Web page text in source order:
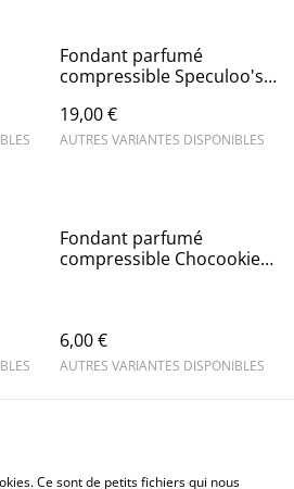
Fondant parfumé
compressible Speculoo's -
19,00 €
AUTRES VARIANTES DISPONIBLES
Fondant parfumé
compressible Chocookie -
6,00 €
AUTRES VARIANTES DISPONIBLES
Ce sont de petits fichiers qui nous